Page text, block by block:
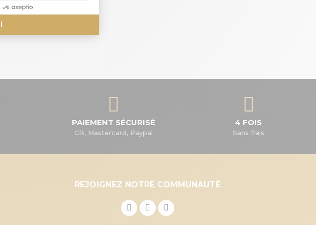
PAIEMENT SÉCURISÉ
CB, Mastercard, Paypal
4 FOIS
Sans frais
REJOIGNEZ NOTRE COMMUNAUTÉ